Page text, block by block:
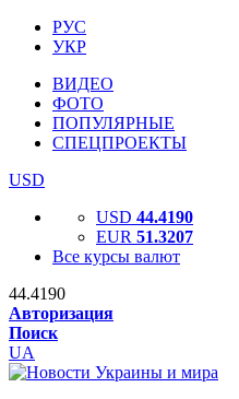
РУС
УКР
ВИДЕО
ФОТО
ПОПУЛЯРНЫЕ
СПЕЦПРОЕКТЫ
USD
USD 44.4190
EUR 51.3207
Все курсы валют
44.4190
Авторизация
Поиск
UA